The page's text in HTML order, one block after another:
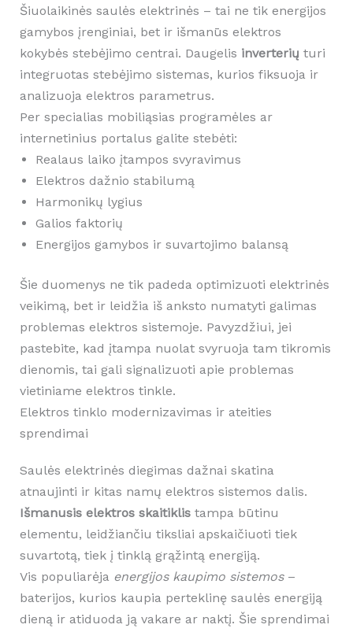
Šiuolaikinės saulės elektrinės – tai ne tik energijos
gamybos įrenginiai, bet ir išmanūs elektros
kokybės stebėjimo centrai. Daugelis inverterių turi
integruotas stebėjimo sistemas, kurios fiksuoja ir
analizuoja elektros parametrus.
Per specialias mobiliąsias programėles ar
internetinius portalus galite stebėti:
Realaus laiko įtampos svyravimus
Elektros dažnio stabilumą
Harmonikų lygius
Galios faktorių
Energijos gamybos ir suvartojimo balansą
Šie duomenys ne tik padeda optimizuoti elektrinės
veikimą, bet ir leidžia iš anksto numatyti galimas
problemas elektros sistemoje. Pavyzdžiui, jei
pastebite, kad įtampa nuolat svyruoja tam tikromis
dienomis, tai gali signalizuoti apie problemas
vietiniame elektros tinkle.
Elektros tinklo modernizavimas ir ateities
sprendimai
Saulės elektrinės diegimas dažnai skatina
atnaujinti ir kitas namų elektros sistemos dalis.
Išmanusis elektros skaitiklistampa būtinu
elementu, leidžiančiu tiksliai apskaičiuoti tiek
suvartotą, tiek į tinklą grąžintą energiją.
Vis populiarėja energijos kaupimo sistemos–
baterijos, kurios kaupia perteklinę saulės energiją
dieną ir atiduoda ją vakare ar naktį. Šie sprendimai